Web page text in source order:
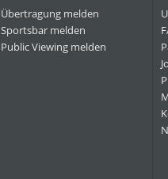
Übertragung melden
Sportsbar melden
Public Viewing melden